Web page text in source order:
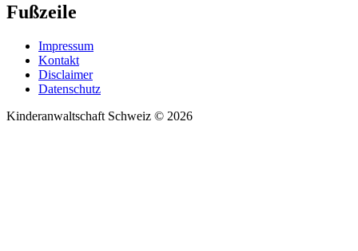
Fußzeile
Impressum
Kontakt
Disclaimer
Datenschutz
Kinderanwaltschaft Schweiz © 2026